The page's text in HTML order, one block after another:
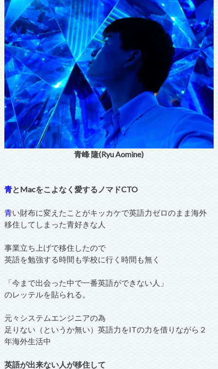
青峰 隆(Ryu Aomine)
青とMacをこよなく愛するノマドCTO
青い財布に変えたことがキッカケで英語力ゼロのまま海外
移住してしまった青好きな人
事業立ち上げで移住したので
英語を勉強する時間も学校に行く時間も無く
「今まで出会った中で一番英語ができない人」
のレッテルを貼られる。
元々システムエンジニアの為
足りない（というか無い）英語力をITの力を借りながら２
年海外生活中
英語が出来ない人が移住して